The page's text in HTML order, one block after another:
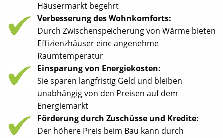
Häusermarkt begehrt
Verbesserung des Wohnkomforts:
Durch Zwischenspeicherung von Wärme bieten
Effizienzhäuser eine angenehme
Raumtemperatur
Einsparung von Energiekosten:
Sie sparen langfristig Geld und bleiben
unabhängig von den Preisen auf dem
Energiemarkt
Förderung durch Zuschüsse und Kredite:
Der höhere Preis beim Bau kann durch